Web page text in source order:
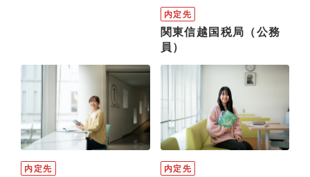
内定先
関東信越国税局（公務
員）
内定先 内定先